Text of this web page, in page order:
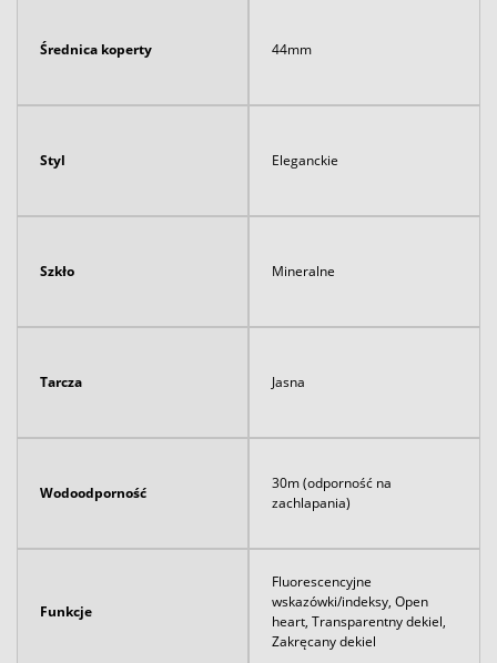
Średnica koperty 44mm
Styl Eleganckie
Szkło Mineralne
Tarcza Jasna
Wodoodporność
30m (odporność na
zachlapania)
Funkcje
Fluorescencyjne
wskazówki/indeksy, Open
heart, Transparentny dekiel,
Zakręcany dekiel